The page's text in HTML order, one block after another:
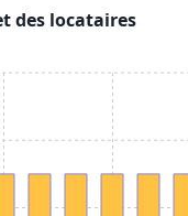
des locataires